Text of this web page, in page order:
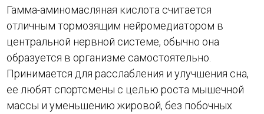
Гамма-аминомасляная кислота считается
отличным тормозящим нейромедиатором в
центральной нервной системе, обычно она
образуется в организме самостоятельно.
Принимается для расслабления и улучшения сна,
ее любят спортсмены с целью роста мышечной
массы и уменьшению жировой, без побочных